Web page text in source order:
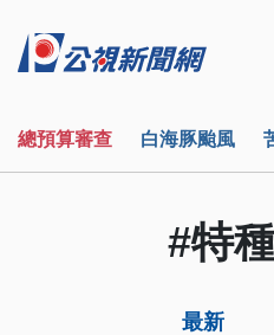
總預算審查 白海豚颱風
#特
最新